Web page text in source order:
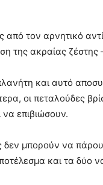
από τον αρνητικό
της ακραίας ζέστης
και αυτό
οι πεταλούδες
επιβιώσουν.
μπορούν να
και τα δύο